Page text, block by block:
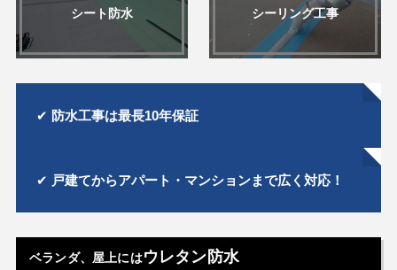
シート防水 シーリング工事
✔︎ 防水工事は最長10年保証
✔︎ 戸建てからアパート・マンションまで広く対応！
ベランダ、屋上にはウレタン防水